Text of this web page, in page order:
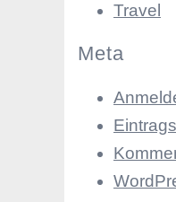
Travel
Meta